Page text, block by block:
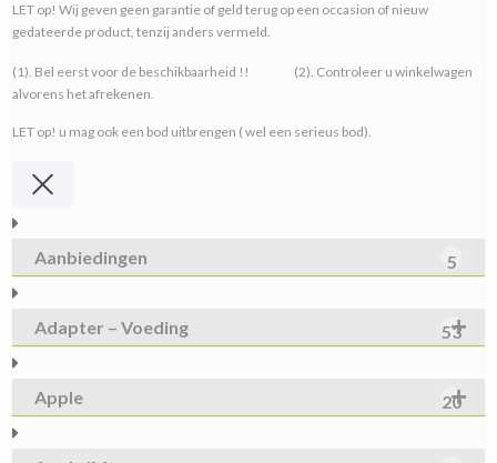
LET op! Wij geven geen garantie of geld terug op een occasion of nieuw
gedateerde product, tenzij anders vermeld.
(1). Bel eerst voor de beschikbaarheid !! (2). Controleer u winkelwagen
alvorens het afrekenen.
LET op! u mag ook een bod uitbrengen ( wel een serieus bod).
Aanbiedingen 5
Adapter – Voeding 53
Apple 20